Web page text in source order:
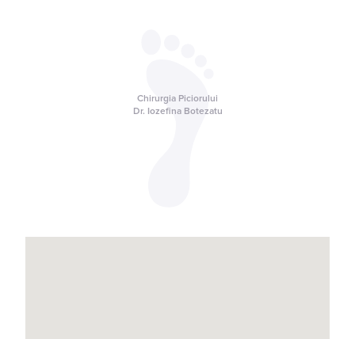
Chirurgia Piciorului
Dr. Iozefina Botezatu